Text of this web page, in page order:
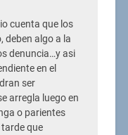
cuenta que los
deben algo a la
denuncia…y asi
en el
ser
arregla luego en
o parientes
que